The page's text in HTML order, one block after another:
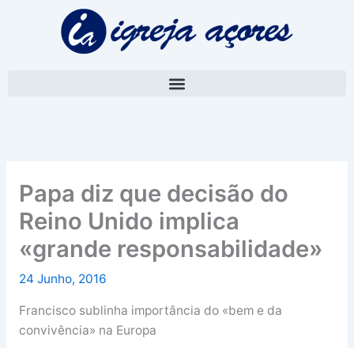
Papa diz que decisão do
Reino Unido implica
«grande responsabilidade»
24 Junho, 2016
Francisco sublinha importância do «bem e da
convivência» na Europa